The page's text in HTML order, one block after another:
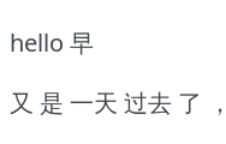
hello 早
又 是 一天 过去 了